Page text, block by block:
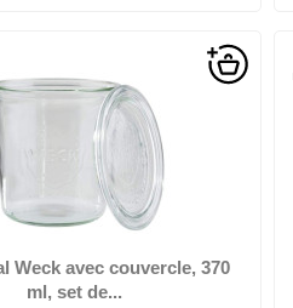
Weck avec couvercle, 370
ml, set de...
mm, hauteur: 75 mm, contenu: 3
+ 3 couvercles, (82346), ,